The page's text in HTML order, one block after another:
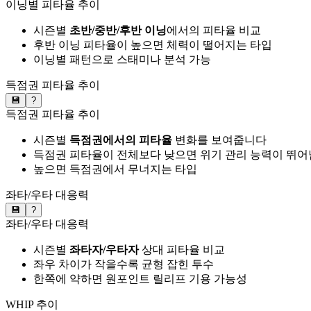
이닝별 피타율 추이
시즌별 초반/중반/후반 이닝에서의 피타율 비교
후반 이닝 피타율이 높으면 체력이 떨어지는 타입
이닝별 패턴으로 스태미나 분석 가능
득점권 피타율 추이
💾 ?
득점권 피타율 추이
시즌별 득점권에서의 피타율 변화를 보여줍니다
득점권 피타율이 전체보다 낮으면 위기 관리 능력이 뛰어
높으면 득점권에서 무너지는 타입
좌타/우타 대응력
💾 ?
좌타/우타 대응력
시즌별 좌타자/우타자상대 피타율 비교
좌우 차이가 작을수록 균형 잡힌 투수
한쪽에 약하면 원포인트 릴리프 기용 가능성
WHIP 추이